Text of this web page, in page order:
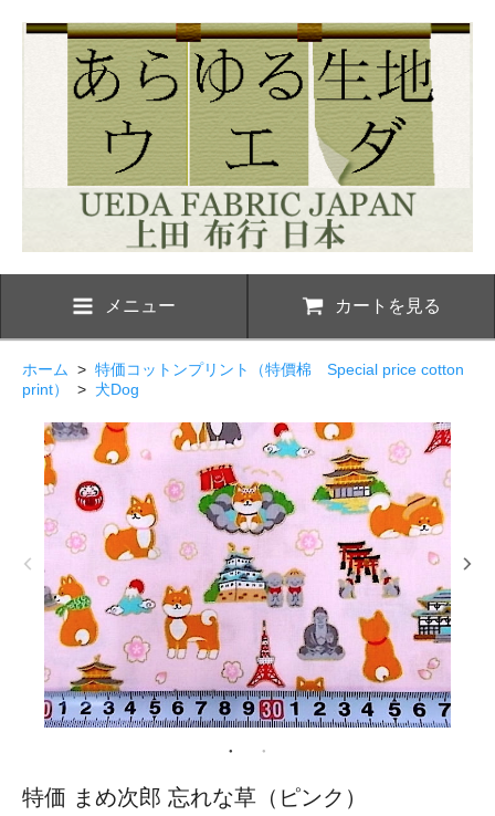
メニュー カートを見る
ホーム > 特価コットンプリント（特價棉 Special price cotton
print）
> 犬Dog
特価 まめ次郎 忘れな草（ピンク）